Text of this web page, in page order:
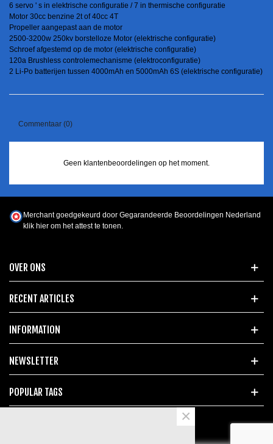
6 servo ' s in elektrische configuratie / 7 in thermische configuratie
Motor 30cc benzine 2t of 40cc 4T
Propeller aangepast aan de motor
2500-3200w 250kv borstelloze Motor (elektrische configuratie)
Schroef afgestemd op de motor (elektrische configuratie)
120a Brushless controlemechanisme (elektroconfiguratie)
2 Li-Po batterijen tussen 4000mAh en 5000mAh 6S (elektrische configuratie)
Commentaar (0)
Geen klantenbeoordelingen op het moment.
OVER ONS
RECENT ARTICLES
INFORMATION
NEWSLETTER
POPULAR TAGS
Merchant goedgekeurd door Gegarandeerde Beoordelingen Nederland
klik hier om het attest te tonen
×